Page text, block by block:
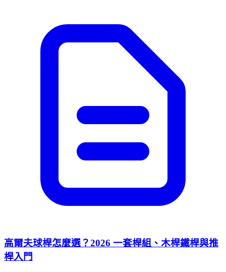
高爾夫球桿怎麼選？2026 一套桿組、木桿鐵桿與推
桿入門